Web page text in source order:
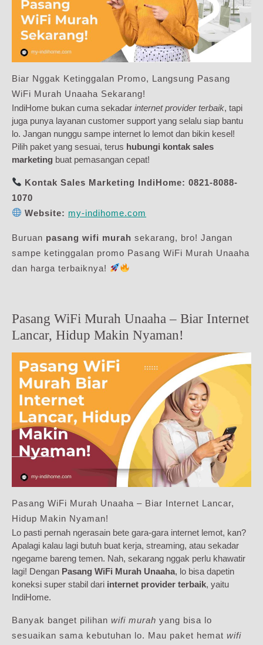
Biar Nggak Ketinggalan Promo, Langsung Pasang
WiFi Murah Unaaha Sekarang!
IndiHome bukan cuma sekadar internet provider terbaik, tapi
juga punya layanan customer support yang selalu siap bantu
lo. Jangan nunggu sampe internet lo lemot dan bikin kesel!
Pilih paket yang sesuai, terus hubungi kontak sales
marketing buat pemasangan cepat!
Kontak Sales Marketing IndiHome: 0821-8088-
1070
Website: my-indihome.com
Buruan pasang wifi murah sekarang, bro! Jangan
sampe ketinggalan promo Pasang WiFi Murah Unaaha
dan harga terbaiknya!
Pasang WiFi Murah Unaaha – Biar Internet
Lancar, Hidup Makin Nyaman!
Pasang WiFi Murah Unaaha – Biar Internet Lancar,
Hidup Makin Nyaman!
Lo pasti pernah ngerasain bete gara-gara internet lemot, kan?
Apalagi kalau lagi butuh buat kerja, streaming, atau sekadar
ngegame bareng temen. Nah, sekarang nggak perlu khawatir
lagi! Dengan Pasang WiFi Murah Unaaha, lo bisa dapetin
koneksi super stabil dari internet provider terbaik, yaitu
IndiHome.
Banyak banget pilihan wifi murah yang bisa lo
sesuaikan sama kebutuhan lo. Mau paket hemat wifi